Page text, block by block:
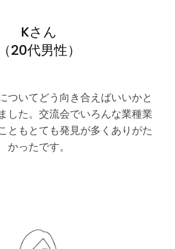
Kさん
（20代男性）
ついてどう向き合えばいいかと
した。交流会でいろんな業種業
ともとても発見が多くありがた
かったです。